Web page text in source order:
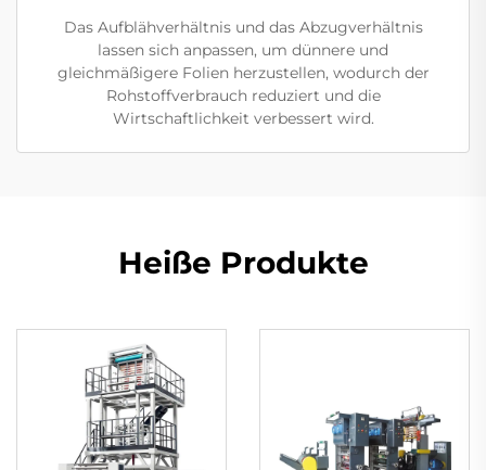
Das Aufblähverhältnis und das Abzugverhältnis
lassen sich anpassen, um dünnere und
gleichmäßigere Folien herzustellen, wodurch der
Rohstoffverbrauch reduziert und die
Wirtschaftlichkeit verbessert wird.
Heiße Produkte